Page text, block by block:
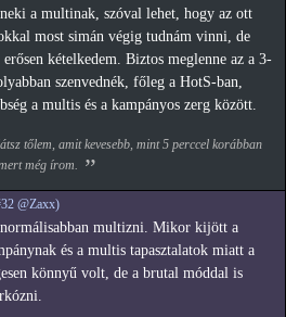
a multinak, szóval lehet, hogy az ott
most simán végig tudnám vinni, de
kételkedem. Biztos meglenne az a 3-
szenvednék, főleg a HotS-ban,
a multis és a kampányos zerg között.
tőlem, amit kevesebb, mint 5 perccel korábban
még írom.
@Zaxx)
multizni. Mikor kijött a
és a multis tapasztalatok miatt a
könnyű volt, de a brutal móddal is